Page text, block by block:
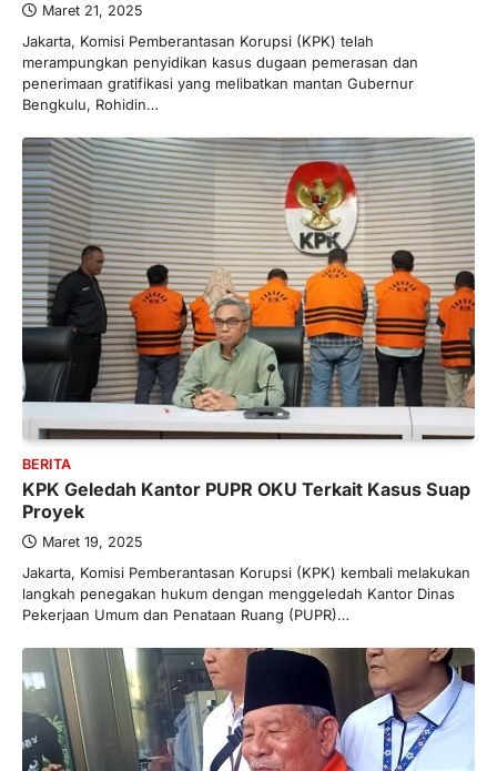
Maret 21, 2025
Jakarta, Komisi Pemberantasan Korupsi (KPK) telah
merampungkan penyidikan kasus dugaan pemerasan dan
penerimaan gratifikasi yang melibatkan mantan Gubernur
Bengkulu, Rohidin…
BERITA
KPK Geledah Kantor PUPR OKU Terkait Kasus Suap
Proyek
Maret 19, 2025
Jakarta, Komisi Pemberantasan Korupsi (KPK) kembali melakukan
langkah penegakan hukum dengan menggeledah Kantor Dinas
Pekerjaan Umum dan Penataan Ruang (PUPR)…